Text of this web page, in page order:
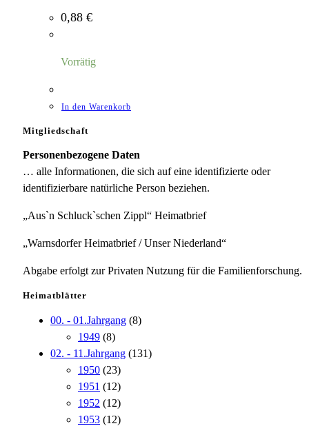
0,88 €
Vorrätig
In den Warenkorb
Mitgliedschaft
Personenbezogene Daten
… alle Informationen, die sich auf eine identifizierte oder
identifizierbare natürliche Person beziehen.
„Aus`n Schluck`schen Zippl“ Heimatbrief
„Warnsdorfer Heimatbrief / Unser Niederland“
Abgabe erfolgt zur Privaten Nutzung für die Familienforschung.
Heimatblätter
00. - 01.Jahrgang (8)
1949 (8)
02. - 11.Jahrgang (131)
1950 (23)
1951 (12)
1952 (12)
1953 (12)